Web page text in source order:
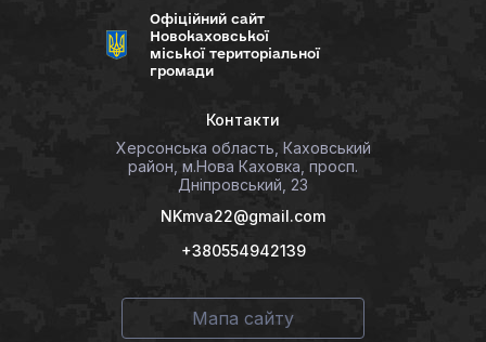
Офіційний сайт
Новокаховської
міської територіальної
громади
Контакти
Херсонська область, Каховський
район, м.Нова Каховка, просп.
Дніпровський, 23
NKmva22@gmail.com
+380554942139
Мапа сайту